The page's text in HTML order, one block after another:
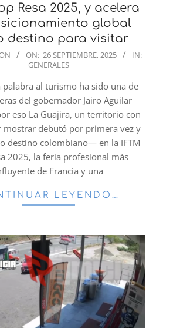
Resa 2025, y acelera
global
destino para visitar
ON: 26 SEPTIEMBRE, 2025
IN:
GENERALES
palabra al turismo ha sido una de
del gobernador Jairo Aguilar
eso La Guajira, un territorio con
mostrar debutó por primera vez y
destino colombiano— en la IFTM
2025, la feria profesional más
de Francia y una
LEYENDO…